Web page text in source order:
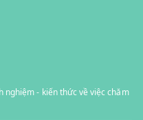
nghiệm - kiến thức về việc chăm